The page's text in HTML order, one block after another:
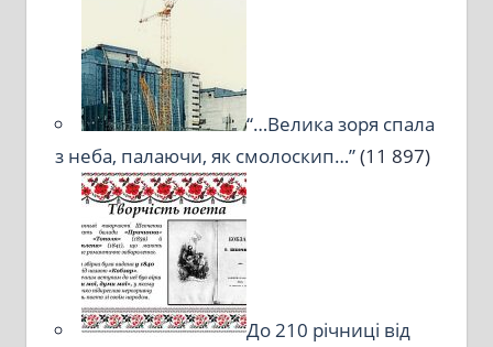
“…Велика зоря спала
з неба, палаючи, як смолоскип…”(11 897)
До 210 річниці від